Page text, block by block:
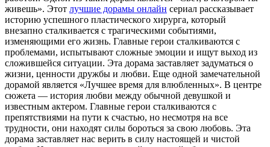
живешь». Этот лучшие дорамы онлайн сериал рассказывает
историю успешного пластического хирурга, который
внезапно сталкивается с трагическими событиями,
изменяющими его жизнь. Главные герои сталкиваются с
проблемами, испытывают сложные эмоции и ищут выход из
сложившейся ситуации. Эта дорама заставляет задуматься о
жизни, ценности дружбы и любви. Еще одной замечательной
дорамой является «Лучшее время для влюбленных». В центре
сюжета — история любви между обычной девушкой и
известным актером. Главные герои сталкиваются с
препятствиями на пути к счастью, но несмотря на все
трудности, они находят силы бороться за свою любовь. Эта
дорама заставляет нас верить в силу настоящей и чистой